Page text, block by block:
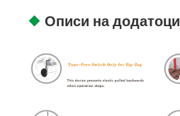
Описи на додатоци